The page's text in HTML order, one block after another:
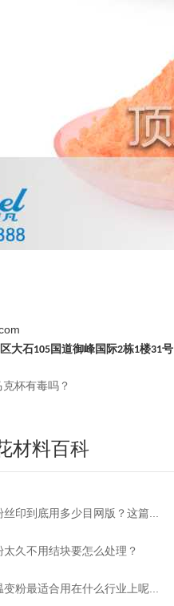
大石105国道御峰国际2栋1楼31号
杯有毒吗？
材料百科